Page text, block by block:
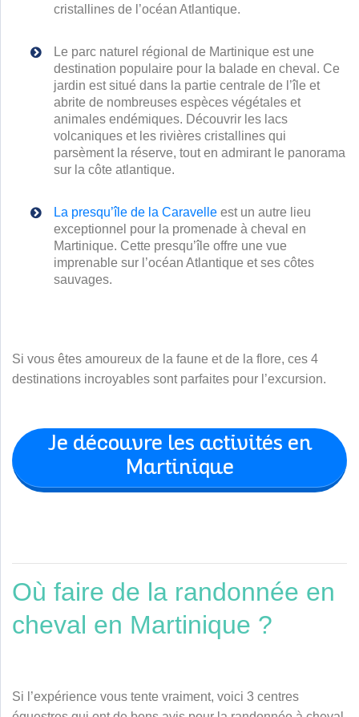
cristallines de l’océan Atlantique.
Le parc naturel régional de Martinique est une
destination populaire pour la balade en cheval. Ce
jardin est situé dans la partie centrale de l’île et
abrite de nombreuses espèces végétales et
animales endémiques. Découvrir les lacs
volcaniques et les rivières cristallines qui
parsèment la réserve, tout en admirant le panorama
sur la côte atlantique.
La presqu’île de la Caravelle est un autre lieu
exceptionnel pour la promenade à cheval en
Martinique. Cette presqu’île offre une vue
imprenable sur l’océan Atlantique et ses côtes
sauvages.
Si vous êtes amoureux de la faune et de la flore, ces 4
destinations incroyables sont parfaites pour l’excursion.
Je découvre les activités en
Martinique
Où faire de la randonnée en
cheval en Martinique ?
Si l’expérience vous tente vraiment, voici 3 centres